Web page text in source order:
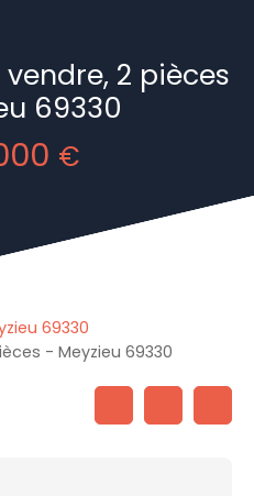
2 pièces
69330
€
69330
- Meyzieu 69330